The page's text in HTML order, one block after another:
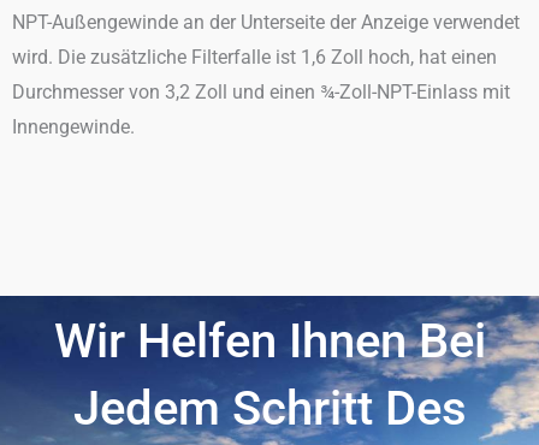
NPT-Außengewinde an der Unterseite der Anzeige verwendet
wird. Die zusätzliche Filterfalle ist 1,6 Zoll hoch, hat einen
Durchmesser von 3,2 Zoll und einen ¾-Zoll-NPT-Einlass mit
Innengewinde.
Wir Helfen Ihnen Bei
Jedem Schritt Des